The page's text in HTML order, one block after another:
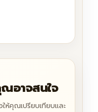
อาจสนใจ
ห้คุณเปรียบเทียบและ